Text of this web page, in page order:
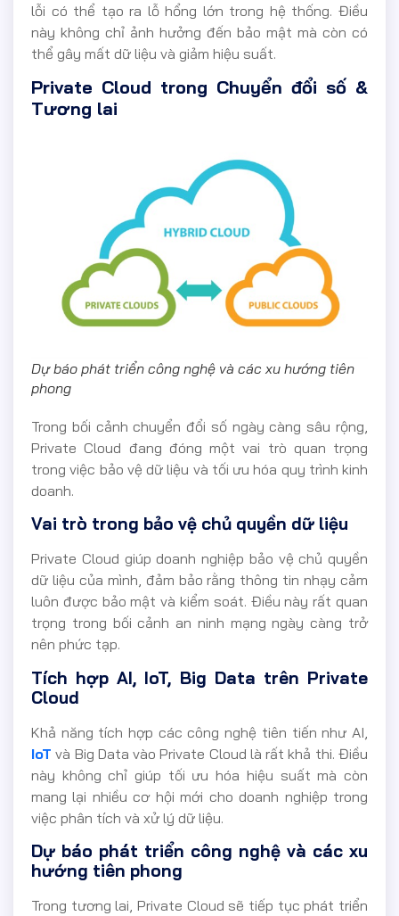
lỗi có thể tạo ra lỗ hổng lớn trong hệ thống. Điều
này không chỉ ảnh hưởng đến bảo mật mà còn có
thể gây mất dữ liệu và giảm hiệu suất.
Private Cloud trong Chuyển đổi số &
Tương lai
Dự báo phát triển công nghệ và các xu hướng tiên
phong
Trong bối cảnh chuyển đổi số ngày càng sâu rộng,
Private Cloud đang đóng một vai trò quan trọng
trong việc bảo vệ dữ liệu và tối ưu hóa quy trình kinh
doanh.
Vai trò trong bảo vệ chủ quyền dữ liệu
Private Cloud giúp doanh nghiệp bảo vệ chủ quyền
dữ liệu của mình, đảm bảo rằng thông tin nhạy cảm
luôn được bảo mật và kiểm soát. Điều này rất quan
trọng trong bối cảnh an ninh mạng ngày càng trở
nên phức tạp.
Tích hợp AI, IoT, Big Data trên Private
Cloud
Khả năng tích hợp các công nghệ tiên tiến như AI,
IoT và Big Data vào Private Cloud là rất khả thi. Điều
này không chỉ giúp tối ưu hóa hiệu suất mà còn
mang lại nhiều cơ hội mới cho doanh nghiệp trong
việc phân tích và xử lý dữ liệu.
Dự báo phát triển công nghệ và các xu
hướng tiên phong
Trong tương lai, Private Cloud sẽ tiếp tục phát triển